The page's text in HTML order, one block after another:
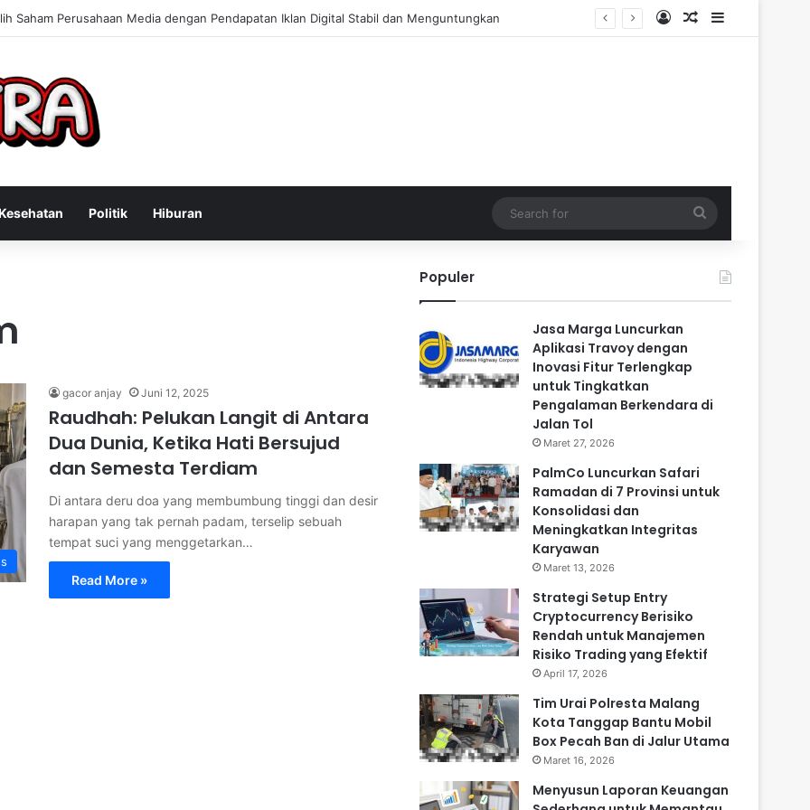
Bisnis Online untuk Meningkatkan Pendapatan Berdasarkan Pengalaman Praktis Log InRandom Article
Sidebar
Politik Hiburan
for
gacor anjay Juni 12, 2025
Raudhah: Pelukan Langit di Antara
Dua Dunia, Ketika Hati Bersujud
dan Semesta Terdiam
Di antara deru doa yang membumbung tinggi dan desir
harapan yang tak pernah padam, terselip sebuah
tempat suci yang menggetarkan…
Read More »
Populer
Jasa Marga Luncurkan
Aplikasi Travoy dengan
Inovasi Fitur Terlengkap
untuk Tingkatkan
Pengalaman Berkendara di
Jalan Tol
Maret 27, 2026
PalmCo Luncurkan Safari
Ramadan di 7 Provinsi untuk
Konsolidasi dan
Meningkatkan Integritas
Karyawan
Maret 13, 2026
Strategi Setup Entry
Cryptocurrency Berisiko
Rendah untuk Manajemen
Risiko Trading yang Efektif
April 17, 2026
Tim Urai Polresta Malang
Kota Tanggap Bantu Mobil
Box Pecah Ban di Jalur Utama
Maret 16, 2026
Menyusun Laporan Keuangan